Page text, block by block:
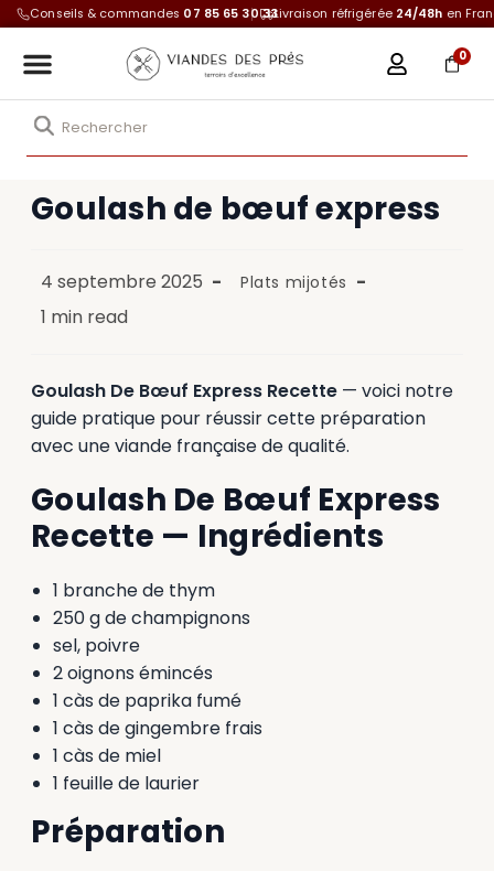
Conseils & commandes 07 85 65 30 33Livraison réfrigérée 24/48h en
0
Goulash de bœuf express
4 septembre 2025 Plats mijotés
1 min read
Goulash De Bœuf Express Recette — voici notre
guide pratique pour réussir cette préparation
avec une viande française de qualité.
Goulash De Bœuf Express
Recette — Ingrédients
1 branche de thym
250 g de champignons
sel, poivre
2 oignons émincés
1 càs de paprika fumé
1 càs de gingembre frais
1 càs de miel
1 feuille de laurier
Préparation